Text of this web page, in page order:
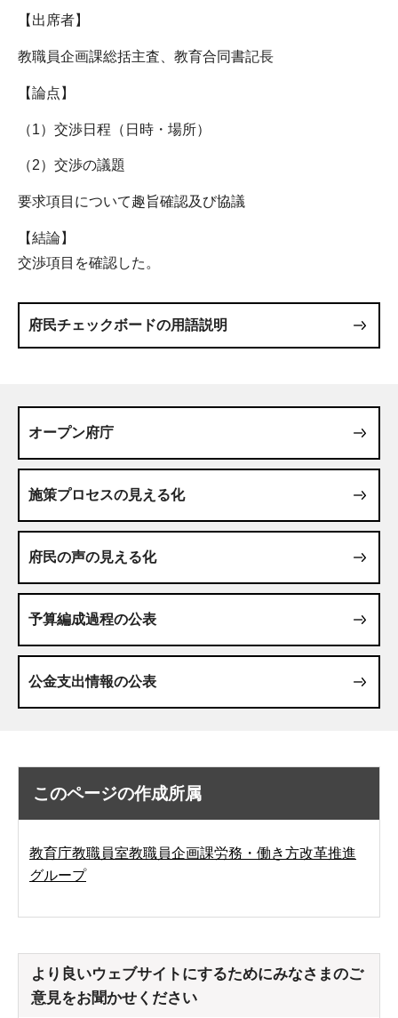
【出席者】
教職員企画課総括主査、教育合同書記長
【論点】
（1）交渉日程（日時・場所）
（2）交渉の議題
要求項目について趣旨確認及び協議
【結論】
交渉項目を確認した。
府民チェックボードの用語説明
オープン府庁
施策プロセスの見える化
府民の声の見える化
予算編成過程の公表
公金支出情報の公表
このページの作成所属
教育庁教職員室教職員企画課労務・働き方改革推進
グループ
より良いウェブサイトにするためにみなさまのご
意見をお聞かせください